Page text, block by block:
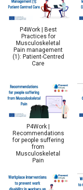
P4Work | Best
Practices for
Musculoskeletal
Pain management
(1): Patient-Centred
Care
P4Work |
Recommendations
for people suffering
from
Musculoskeletal
Pain